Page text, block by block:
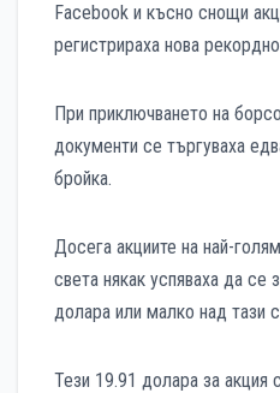
Facebook и късно снощи
регистрираха нова
При приключването на
документи се търгуваха
бройка.
Досега акциите на най-
света някак успяваха да
долара или малко над тази
Тези 19.91 долара за акция